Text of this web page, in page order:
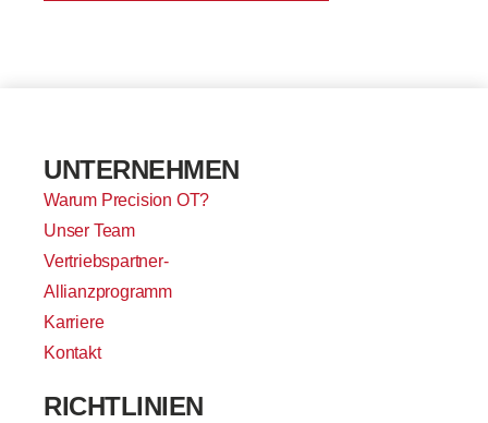
UNTERNEHMEN
Warum Precision OT?
Unser Team
Vertriebspartner-
Allianzprogramm
Karriere
Kontakt
RICHTLINIEN